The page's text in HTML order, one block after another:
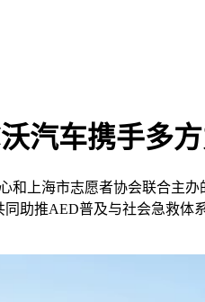
汽车携手多
和上海市志愿者协会联合主
助推AED普及与社会急救体